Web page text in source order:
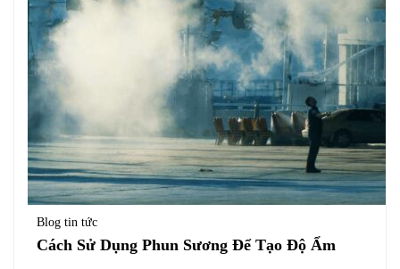
Blog tin tức
Cách Sử Dụng Phun Sương Để Tạo Độ Ẩm